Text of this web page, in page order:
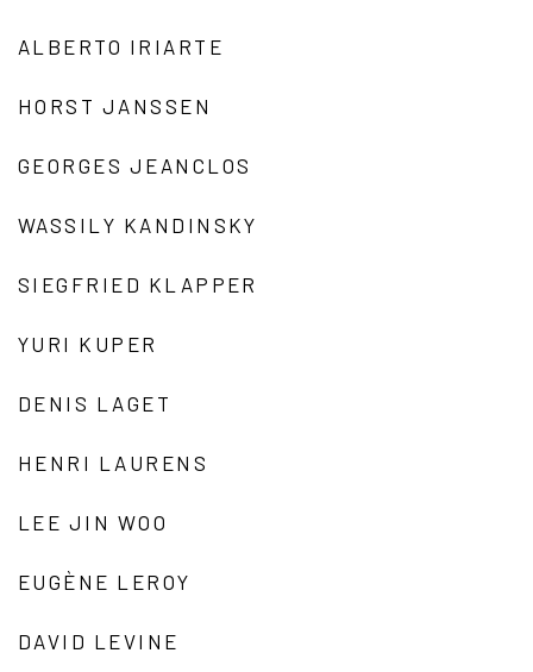
ALBERTO IRIARTE
HORST JANSSEN
GEORGES JEANCLOS
WASSILY KANDINSKY
SIEGFRIED KLAPPER
YURI KUPER
DENIS LAGET
HENRI LAURENS
LEE JIN WOO
EUGÈNE LEROY
DAVID LEVINE